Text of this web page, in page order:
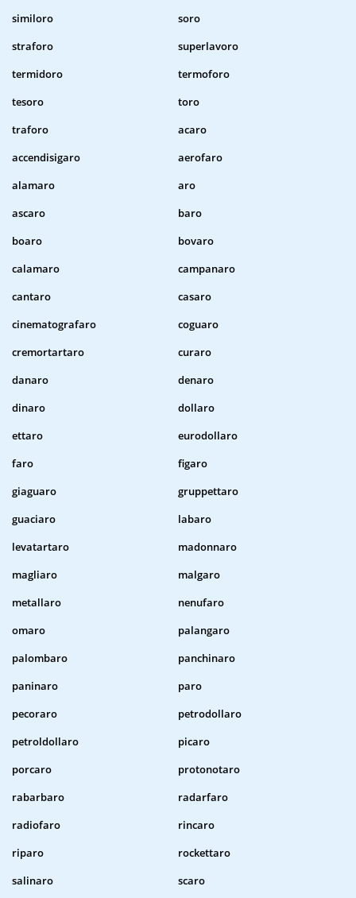
similoro
soro
straforo
superlavoro
termidoro
termoforo
tesoro
toro
traforo
acaro
accendisigaro
aerofaro
alamaro
aro
ascaro
baro
boaro
bovaro
calamaro
campanaro
cantaro
casaro
cinematografaro
coguaro
cremortartaro
curaro
danaro
denaro
dinaro
dollaro
ettaro
eurodollaro
faro
figaro
giaguaro
gruppettaro
guaciaro
labaro
levatartaro
madonnaro
magliaro
malgaro
metallaro
nenufaro
omaro
palangaro
palombaro
panchinaro
paninaro
paro
pecoraro
petrodollaro
petroldollaro
picaro
porcaro
protonotaro
rabarbaro
radarfaro
radiofaro
rincaro
riparo
rockettaro
salinaro
scaro